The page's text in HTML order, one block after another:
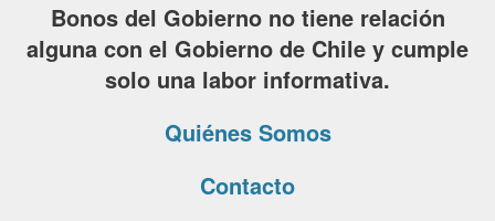
Bonos del Gobierno no tiene relación
alguna con el Gobierno de Chile y cumple
solo una labor informativa.
Quiénes Somos
Contacto